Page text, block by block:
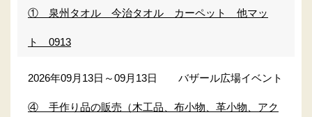
① 泉州タオル 今治タオル カーペット 他マッ
ト 0913
2026年09月13日 ～09月13日 バザール広場イベント
④ 手作り品の販売（木工品、布小物、革小物、アク